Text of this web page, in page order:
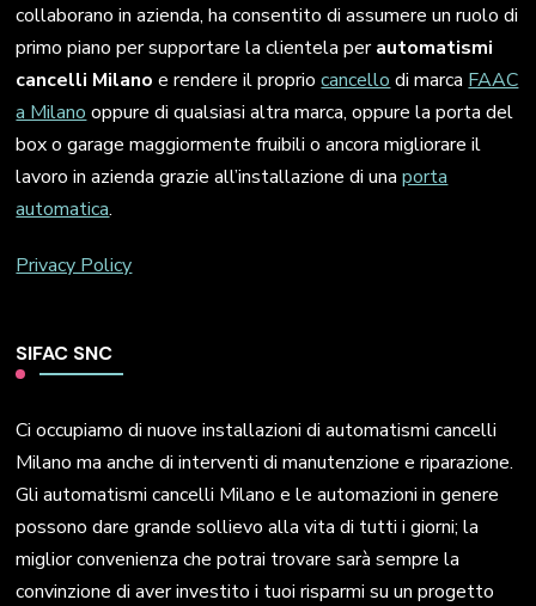
collaborano in azienda, ha consentito di assumere un ruolo di
primo piano per supportare la clientela perautomatismi
cancelli Milano e rendere il propriocancello di marca FAAC
a Milano oppure di qualsiasi altra marca, oppure la porta del
box o garage maggiormente fruibili o ancora migliorare il
lavoro in azienda grazie all’installazione di unaporta
automatica.
Privacy Policy
SIFAC SNC
Ci occupiamo di nuove installazioni di automatismi cancelli
Milano ma anche di interventi di manutenzione e riparazione.
Gli automatismi cancelli Milano e le automazioni in genere
possono dare grande sollievo alla vita di tutti i giorni; la
miglior convenienza che potrai trovare sarà sempre la
convinzione di aver investito i tuoi risparmi su un progetto